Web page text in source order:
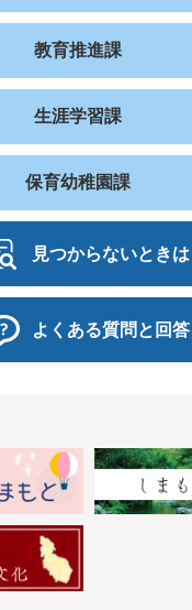
教育推進課
生涯学習課
保育幼稚園課
見つからないときは
よくある質問と回答